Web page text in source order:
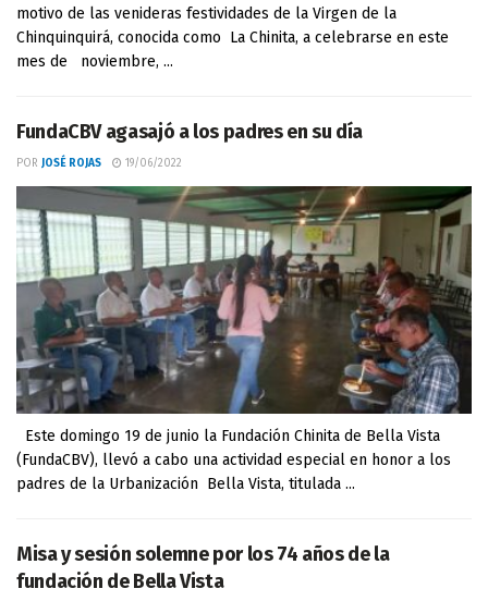
motivo de las venideras festividades de la Virgen de la
Chinquinquirá, conocida como La Chinita, a celebrarse en este
mes de noviembre, ...
FundaCBV agasajó a los padres en su día
POR JOSÉ ROJAS 19/06/2022
Este domingo 19 de junio la Fundación Chinita de Bella Vista
(FundaCBV), llevó a cabo una actividad especial en honor a los
padres de la Urbanización Bella Vista, titulada ...
Misa y sesión solemne por los 74 años de la
fundación de Bella Vista